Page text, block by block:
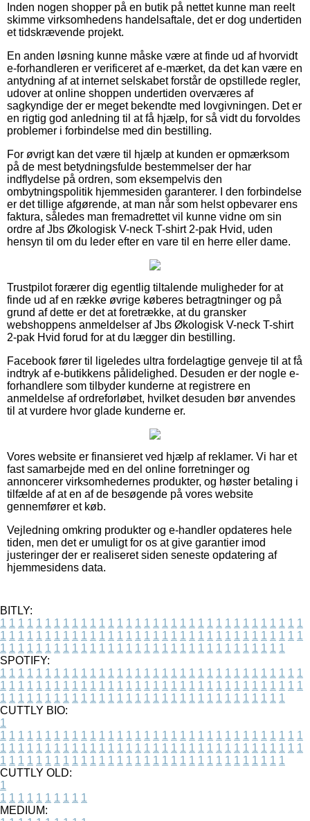
Inden nogen shopper på en butik på nettet kunne man reelt
skimme virksomhedens handelsaftale, det er dog undertiden
et tidskrævende projekt.
En anden løsning kunne måske være at finde ud af hvorvidt
e-forhandleren er verificeret af e-mærket, da det kan være en
antydning af at internet selskabet forstår de opstillede regler,
udover at online shoppen undertiden overværes af
sagkyndige der er meget bekendte med lovgivningen. Det er
en rigtig god anledning til at få hjælp, for så vidt du forvoldes
problemer i forbindelse med din bestilling.
For øvrigt kan det være til hjælp at kunden er opmærksom
på de mest betydningsfulde bestemmelser der har
indflydelse på ordren, som eksempelvis den
ombytningspolitik hjemmesiden garanterer. I den forbindelse
er det tillige afgørende, at man når som helst opbevarer ens
faktura, således man fremadrettet vil kunne vidne om sin
ordre af Jbs Økologisk V-neck T-shirt 2-pak Hvid, uden
hensyn til om du leder efter en vare til en herre eller dame.
Trustpilot forærer dig egentlig tiltalende muligheder for at
finde ud af en række øvrige køberes betragtninger og på
grund af dette er det at foretrække, at du gransker
webshoppens anmeldelser af Jbs Økologisk V-neck T-shirt
2-pak Hvid forud for at du lægger din bestilling.
Facebook fører til ligeledes ultra fordelagtige genveje til at få
indtryk af e-butikkens pålidelighed. Desuden er der nogle e-
forhandlere som tilbyder kunderne at registrere en
anmeldelse af ordreforløbet, hvilket desuden bør anvendes
til at vurdere hvor glade kunderne er.
Vores website er finansieret ved hjælp af reklamer. Vi har et
fast samarbejde med en del online forretninger og
annoncerer virksomhedernes produkter, og høster betaling i
tilfælde af at en af de besøgende på vores website
gennemfører et køb.
Vejledning omkring produkter og e-handler opdateres hele
tiden, men det er umuligt for os at give garantier imod
justeringer der er realiseret siden seneste opdatering af
hjemmesidens data.
BITLY:
1 1 1 1 1 1 1 1 1 1 1 1 1 1 1 1 1 1 1 1 1 1 1 1 1 1 1 1 1 1 1 1 1 1
1 1 1 1 1 1 1 1 1 1 1 1 1 1 1 1 1 1 1 1 1 1 1 1 1 1 1 1 1 1 1 1 1 1
1 1 1 1 1 1 1 1 1 1 1 1 1 1 1 1 1 1 1 1 1 1 1 1 1 1 1 1 1 1 1 1
SPOTIFY:
1 1 1 1 1 1 1 1 1 1 1 1 1 1 1 1 1 1 1 1 1 1 1 1 1 1 1 1 1 1 1 1 1 1
1 1 1 1 1 1 1 1 1 1 1 1 1 1 1 1 1 1 1 1 1 1 1 1 1 1 1 1 1 1 1 1 1 1
1 1 1 1 1 1 1 1 1 1 1 1 1 1 1 1 1 1 1 1 1 1 1 1 1 1 1 1 1 1 1 1
CUTTLY BIO:
1
1 1 1 1 1 1 1 1 1 1 1 1 1 1 1 1 1 1 1 1 1 1 1 1 1 1 1 1 1 1 1 1 1 1
1 1 1 1 1 1 1 1 1 1 1 1 1 1 1 1 1 1 1 1 1 1 1 1 1 1 1 1 1 1 1 1 1 1
1 1 1 1 1 1 1 1 1 1 1 1 1 1 1 1 1 1 1 1 1 1 1 1 1 1 1 1 1 1 1 1
CUTTLY OLD:
1
1 1 1 1 1 1 1 1 1 1
MEDIUM: